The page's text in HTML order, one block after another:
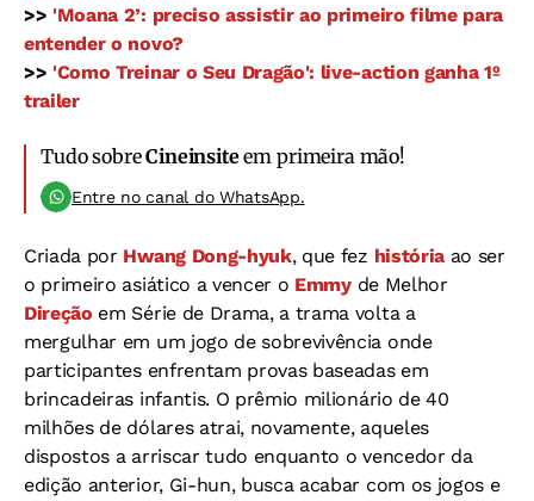
>> 'Moana 2’: preciso assistir ao primeiro filme para
entender o novo?
>> 'Como Treinar o Seu Dragão': live-action ganha 1º
trailer
Tudo sobreCineinsiteem primeira mão!
Entre no canal do WhatsApp.
Criada por Hwang Dong-hyuk, que fez históriaao ser
o primeiro asiático a vencer o Emmyde Melhor
Direção em Série de Drama, a trama volta a
mergulhar em um jogo de sobrevivência onde
participantes enfrentam provas baseadas em
brincadeiras infantis. O prêmio milionário de 40
milhões de dólares atrai, novamente, aqueles
dispostos a arriscar tudo enquanto o vencedor da
edição anterior, Gi-hun, busca acabar com os jogos e